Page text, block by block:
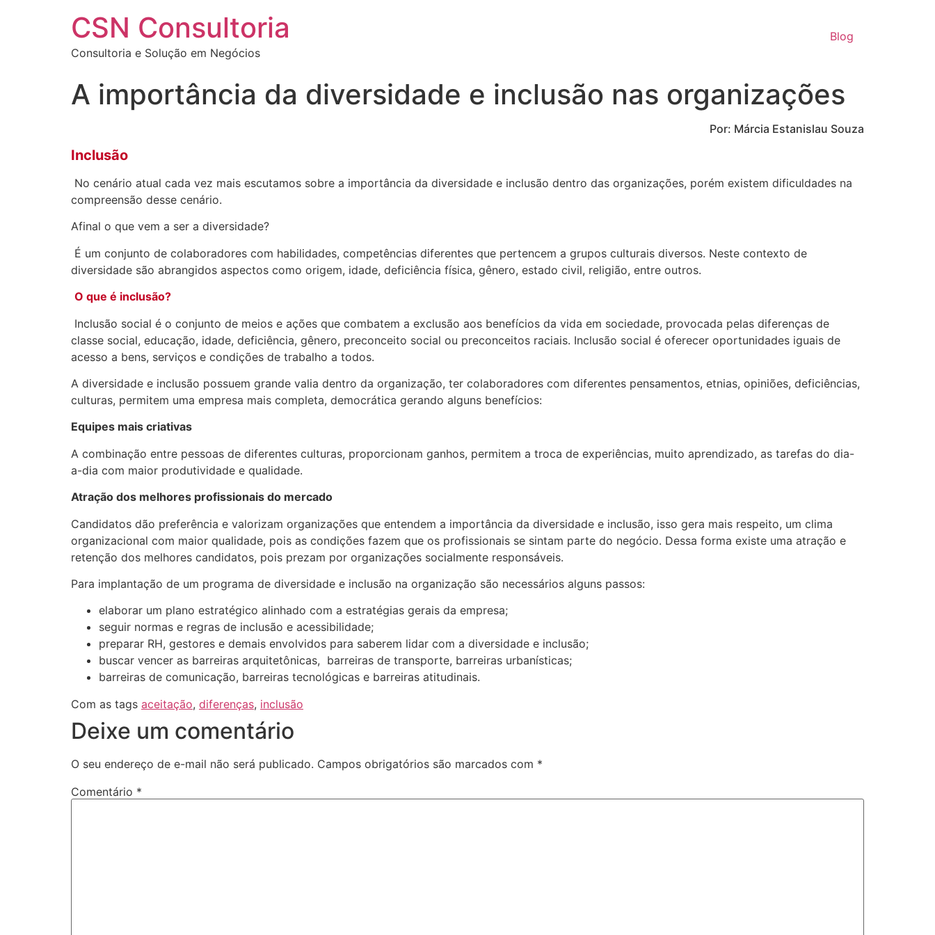
CSN Consultoria
Consultoria e Solução em Negócios
Blog
A importância da diversidade e inclusão nas organizações
Por: Márcia Estanislau Souza
Inclusão
No cenário atual cada vez mais escutamos sobre a importância da diversidade e inclusão dentro das organizações, porém existem dificuldades na
compreensão desse cenário.
Afinal o que vem a ser a diversidade?
É um conjunto de colaboradores com habilidades, competências diferentes que pertencem a grupos culturais diversos. Neste contexto de
diversidade são abrangidos aspectos como origem, idade, deficiência física, gênero, estado civil, religião, entre outros.
O que é inclusão?
Inclusão social é o conjunto de meios e ações que combatem a exclusão aos benefícios da vida em sociedade, provocada pelas diferenças de
classe social, educação, idade, deficiência, gênero, preconceito social ou preconceitos raciais. Inclusão social é oferecer oportunidades iguais de
acesso a bens, serviços e condições de trabalho a todos.
A diversidade e inclusão possuem grande valia dentro da organização, ter colaboradores com diferentes pensamentos, etnias, opiniões, deficiências,
culturas, permitem uma empresa mais completa, democrática gerando alguns benefícios:
Equipes mais criativas
A combinação entre pessoas de diferentes culturas, proporcionam ganhos, permitem a troca de experiências, muito aprendizado, as tarefas do dia-
a-dia com maior produtividade e qualidade.
Atração dos melhores profissionais do mercado
Candidatos dão preferência e valorizam organizações que entendem a importância da diversidade e inclusão, isso gera mais respeito, um clima
organizacional com maior qualidade, pois as condições fazem que os profissionais se sintam parte do negócio. Dessa forma existe uma atração e
retenção dos melhores candidatos, pois prezam por organizações socialmente responsáveis.
Para implantação de um programa de diversidade e inclusão na organização são necessários alguns passos:
elaborar um plano estratégico alinhado com a estratégias gerais da empresa;
seguir normas e regras de inclusão e acessibilidade;
preparar RH, gestores e demais envolvidos para saberem lidar com a diversidade e inclusão;
buscar vencer as barreiras arquitetônicas, barreiras de transporte, barreiras urbanísticas;
barreiras de comunicação, barreiras tecnológicas e barreiras atitudinais.
Com as tags aceitação, diferenças, inclusão
Deixe um comentário
O seu endereço de e-mail não será publicado. Campos obrigatórios são marcados com *
Comentário *